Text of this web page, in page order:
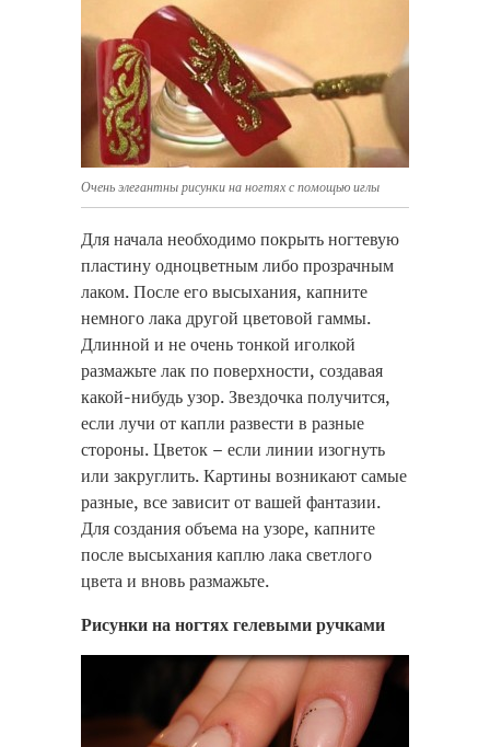
Очень элегантны рисунки на ногтях с помощью иглы
Для начала необходимо покрыть ногтевую
пластину одноцветным либо прозрачным
лаком. После его высыхания, капните
немного лака другой цветовой гаммы.
Длинной и не очень тонкой иголкой
размажьте лак по поверхности, создавая
какой-нибудь узор. Звездочка получится,
если лучи от капли развести в разные
стороны. Цветок – если линии изогнуть
или закруглить. Картины возникают самые
разные, все зависит от вашей фантазии.
Для создания объема на узоре, капните
после высыхания каплю лака светлого
цвета и вновь размажьте.
Рисунки на ногтях гелевыми ручками